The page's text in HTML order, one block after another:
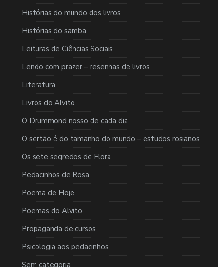
Histórias do mundo dos livros
Histórias do samba
Leituras de Ciências Sociais
Lendo com prazer – resenhas de livros
Literatura
Livros do Alvito
O Drummond nosso de cada dia
O sertão é do tamanho do mundo – estudos rosianos
Os sete segredos de Flora
Pedacinhos de Rosa
Poema de Hoje
Poemas do Alvito
Propaganda de cursos
Psicologia aos pedacinhos
Sem categoria